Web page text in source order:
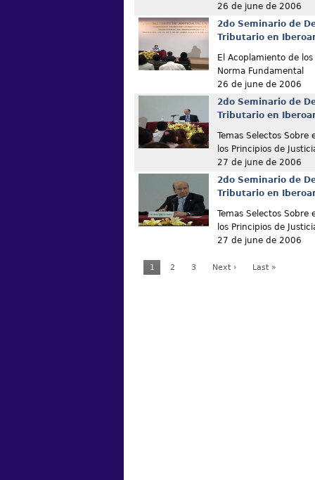
26 de june de 2006
2do Seminario de
Tributario en
El Acoplamiento de
Norma Fundamental
26 de june de 2006
2do Seminario de
Tributario en
Temas Selectos
los Principios de
27 de june de 2006
2do Seminario de
Tributario en
Temas Selectos
los Principios de
27 de june de 2006
1 2 3 Next › Last »